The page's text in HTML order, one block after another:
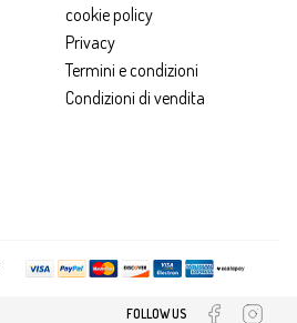
cookie policy
Privacy
Termini e condizioni
Condizioni di vendita
FOLLOW US